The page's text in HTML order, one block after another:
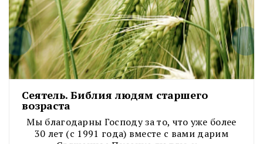
Сеятель. Библия людям старшего
возраста
Мы благодарны Господу за то, что уже более
30 лет (с 1991 года) вместе с вами дарим